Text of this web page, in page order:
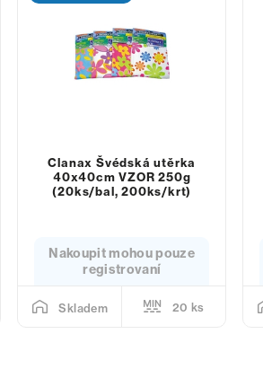
Clanax Švédská utěrka
40x40cm VZOR 250g
(20ks/bal, 200ks/krt)
Nakoupit mohou pouze
registrovaní
Skladem 20 ks